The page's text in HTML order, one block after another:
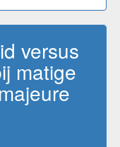
versus
matige